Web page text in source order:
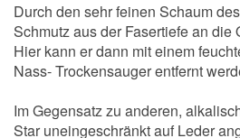
Durch den sehr feinen Schaum
Schmutz aus der Fasertiefe an die
Hier kann er dann mit einem
Nass- Trockensauger entfernt
Im Gegensatz zu anderen,
Star uneingeschränkt auf Leder